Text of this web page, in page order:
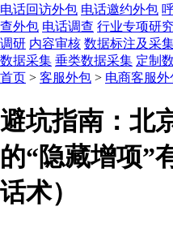
电话回访外包 电话邀约外包
查外包 电话调查 行业专项研究
调研 内容审核 数据标注及采
数据采集 垂类数据采集 定制
首页 > 客服外包 > 电商客服外
避坑指南：北
的“隐藏增项”
话术）